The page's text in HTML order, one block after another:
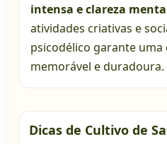
intensa e clareza
atividades criativas e
psicodélico garante uma
memorável e duradoura.
Dicas de Cultivo de